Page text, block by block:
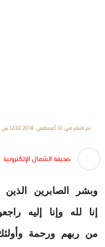
تم النشر في: 13 أغسطس، 2018 12:32 ص
صحيفة الشمال الإلكترونية
وبشر الصابرين الذين
إنا لله وإنا إليه
من ربهم ورحمة